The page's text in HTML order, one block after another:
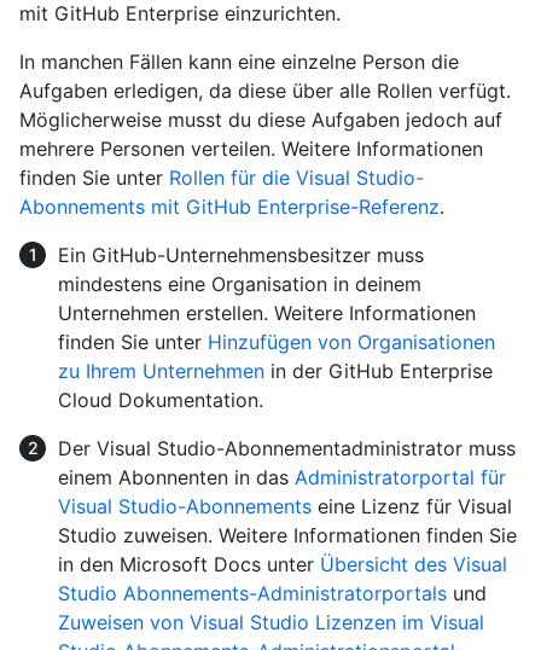
mit GitHub Enterprise einzurichten.
In manchen Fällen kann eine einzelne Person die
Aufgaben erledigen, da diese über alle Rollen verfügt.
Möglicherweise musst du diese Aufgaben jedoch auf
mehrere Personen verteilen. Weitere Informationen
finden Sie unter Rollen für die Visual Studio-
Abonnements mit GitHub Enterprise-Referenz.
Ein GitHub-Unternehmensbesitzer muss
mindestens eine Organisation in deinem
Unternehmen erstellen. Weitere Informationen
finden Sie unter Hinzufügen von Organisationen
zu Ihrem Unternehmen in der GitHub Enterprise
Cloud Dokumentation.
Der Visual Studio-Abonnementadministrator muss
einem Abonnenten in das Administratorportal für
Visual Studio-Abonnements eine Lizenz für Visual
Studio zuweisen. Weitere Informationen finden Sie
in den Microsoft Docs unter Übersicht des Visual
Studio Abonnements-Administratorportals und
Zuweisen von Visual Studio Lizenzen im Visual